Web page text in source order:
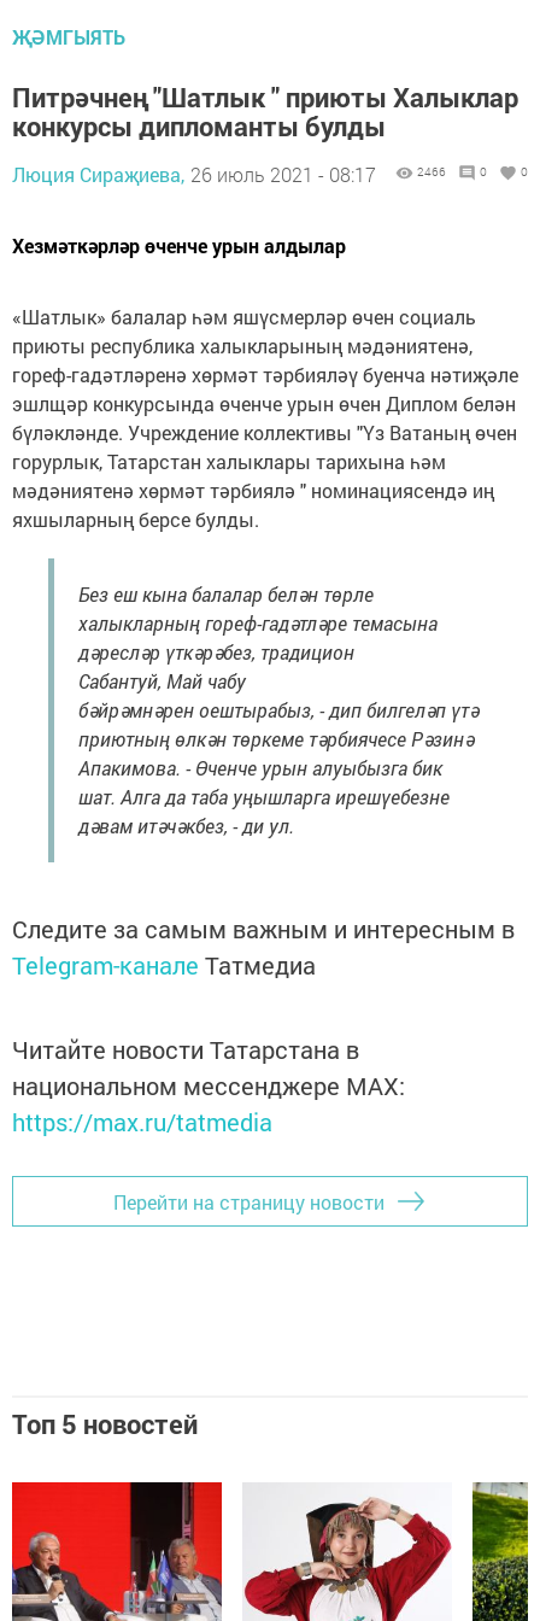
ҖӘМГЫЯТЬ
Питрәчнең "Шатлык " приюты Халыклар
конкурсы дипломанты булды
Люция Сираҗиева, 26 июль 2021 - 08:17 2466 0 0
Хезмәткәрләр өченче урын алдылар
«Шатлык» балалар һәм яшүсмерләр өчен социаль
приюты республика халыкларының мәдәниятенә,
гореф-гадәтләренә хөрмәт тәрбияләү буенча нәтиҗәле
эшлщәр конкурсында өченче урын өчен Диплом белән
бүләкләнде. Учреждение коллективы "Үз Ватаның өчен
горурлык, Татарстан халыклары тарихына һәм
мәдәниятенә хөрмәт тәрбиялә " номинациясендә иң
яхшыларның берсе булды.
Без еш кына балалар белән төрле
халыкларның гореф-гадәтләре темасына
дәресләр үткәрәбез, традицион
Сабантуй, Май чабу
бәйрәмнәрен оештырабыз, - дип билгеләп үтә
приютның өлкән төркеме тәрбиячесе Рәзинә
Апакимова. - Өченче урын алуыбызга бик
шат. Алга да таба уңышларга ирешүебезне
дәвам итәчәкбез, - ди ул.
Следите за самым важным и интересным в
Telegram-канале Татмедиа
Читайте новости Татарстана в
национальном мессенджере MАХ:
https://max.ru/tatmedia
Перейти на страницу новости
Топ 5 новостей